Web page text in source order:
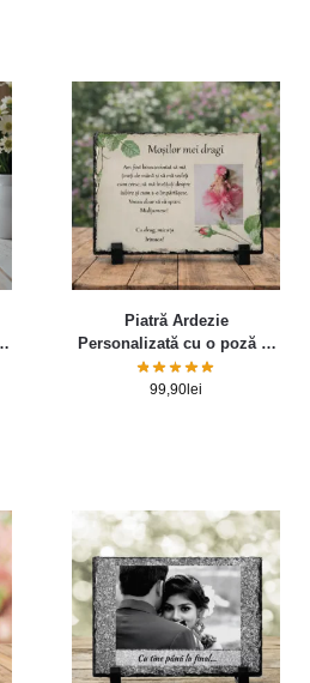
Piatră Ardezie
Personalizată cu o poză și
mesaj pentru Moși
99,90lei